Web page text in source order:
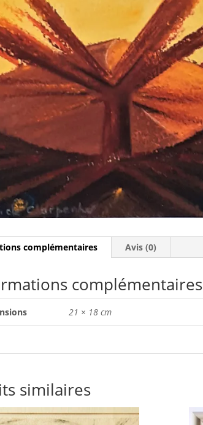
complémentaires Avis (0)
complémentaires
21 × 18 cm
similaires